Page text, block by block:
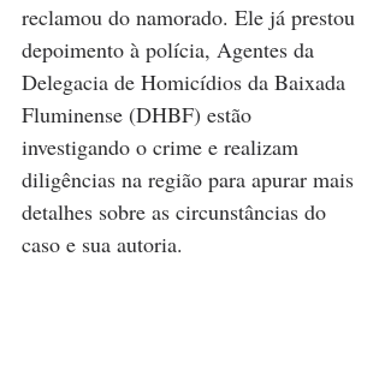
reclamou do namorado. Ele já prestou
depoimento à polícia, Agentes da
Delegacia de Homicídios da Baixada
Fluminense (DHBF) estão
investigando o crime e realizam
diligências na região para apurar mais
detalhes sobre as circunstâncias do
caso e sua autoria.